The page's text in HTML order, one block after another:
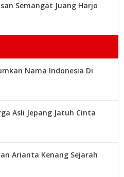
Semangat Juang Harjo
Nama Indonesia Di
Asli Jepang Jatuh Cinta
Arianta Kenang Sejarah